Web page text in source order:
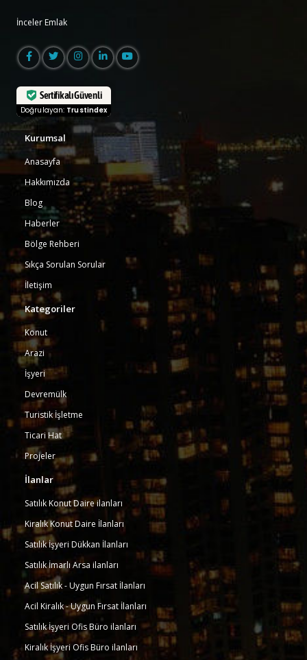
İnceler Emlak
Sertifikalı Güvenli
Doğrulayan: Trustindex
Kurumsal
Anasayfa
Hakkımızda
Blog
Haberler
Bölge Rehberi
Sıkça Sorulan Sorular
İletişim
Kategoriler
Konut
Arazi
İşyeri
Devremülk
Turistik İşletme
Ticari Hat
Projeler
İlanlar
Satılık Konut Daire ilanları
Kiralık Konut Daire İlanları
Satılık İşyeri Dükkan İlanları
Satılık İmarlı Arsa ilanları
Acil Satılık - Uygun Fırsat İlanları
Acil Kiralık - Uygun Fırsat İlanları
Satılık İşyeri Ofis Büro ilanları
Kiralık İşyeri Ofis Büro ilanları